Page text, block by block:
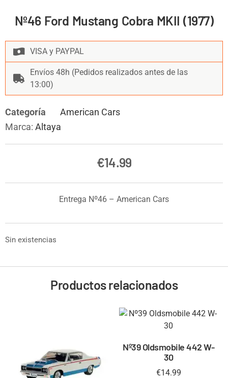
Nº46 Ford Mustang Cobra MKII (1977)
VISA y PAYPAL
Envíos 48h (Pedidos realizados antes de las
13:00)
Categoría
American Cars
Marca: Altaya
€14.99
Entrega Nº46 – American Cars
Sin existencias
Productos relacionados
Nº39 Oldsmobile 442 W-
30
€14.99